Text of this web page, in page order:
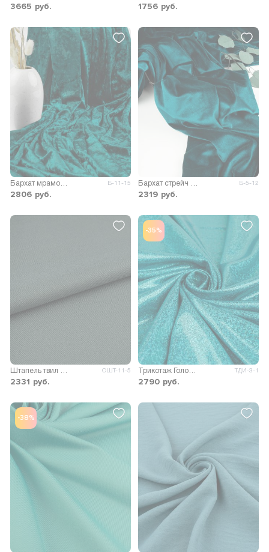
3665 руб. 1756 руб.
Б-11-15
2806 руб.
Б-5-12
2319 руб.
Штапель твил Кабуки ОШТ-11-5
2331 руб.
-35%
Трикотаж Голограмма ТДИ-3-1
2790 руб.
-38%